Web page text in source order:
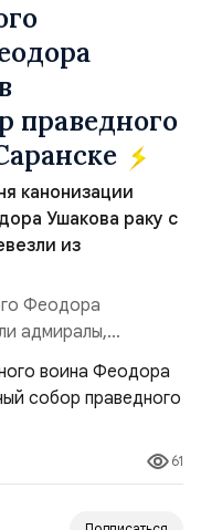
праведного
канонизации
Ушакова раку с
из
Феодора
адмиралы,
праведного
ВМФ России
61